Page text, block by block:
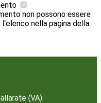
non possono essere
nella pagina della
(VA)